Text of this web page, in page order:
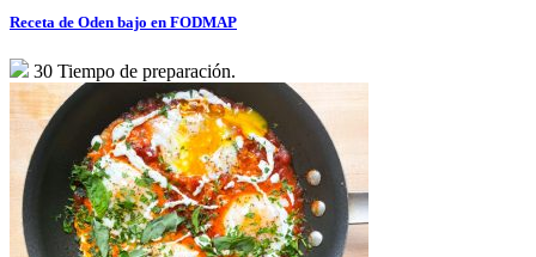
Receta de Oden bajo en FODMAP
30 Tiempo de preparación.